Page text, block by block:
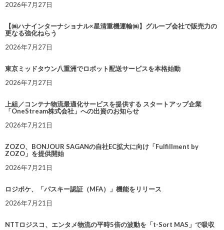
2026年7月27日
【㈱ハナインターナショナル×星清重機運輸㈱】グループ会社で販売力の
更なる強化ねらう
2026年7月27日
東京ミッドタウン八重洲でロボット配送サービスを本格始動
2026年7月27日
上組／コンテナ物流最適化サービスを提供する スタートアップ企業
「OneStream株式会社」への出資のお知らせ
2026年7月21日
ZOZO、BONJOUR SAGANの自社EC拡大に向け「Fulfillment by
ZOZO」を提供開始
2026年7月21日
ロジポケ、「パスキー認証（MFA）」機能をリリース
2026年7月21日
NTTロジスコ、エンタメ物流の平時5倍の波動を「t-Sort MAS」で吸収